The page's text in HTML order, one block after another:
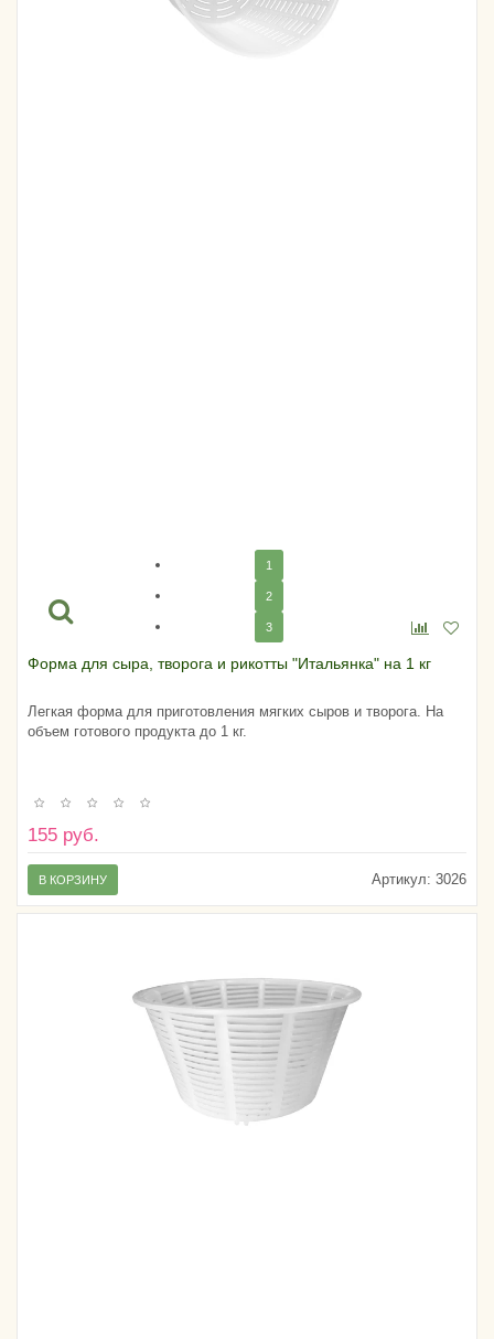
1
2
3
Форма для сыра, творога и рикотты "Итальянка" на 1 кг
Легкая форма для приготовления мягких сыров и творога. На
объем готового продукта до 1 кг.
155 руб.
Артикул: 3026
В КОРЗИНУ